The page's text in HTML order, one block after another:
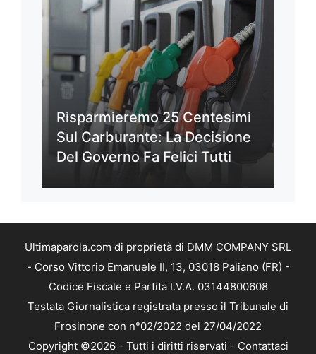
Risparmieremo 25 Centesimi
Sul Carburante: La Decisione
Del Governo Fa Felici Tutti
Ultimaparola.com di proprietà di DMM COMPANY SRL
- Corso Vittorio Emanuele II, 13, 03018 Paliano (FR) -
Codice Fiscale e Partita I.V.A. 03144800608
Testata Giornalistica registrata presso il Tribunale di
Frosinone con n°02/2022 del 27/04/2022
Copyright ©2026 - Tutti i diritti riservati - Contattaci